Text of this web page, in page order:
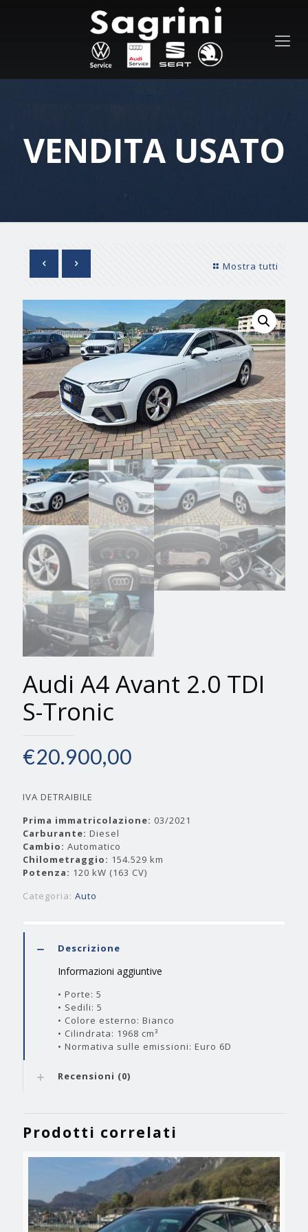
VENDITA USATO
Mostra tutti
Audi A4 Avant 2.0 TDI
S-Tronic
€20.900,00
IVA DETRAIBILE
Prima immatricolazione: 03/2021
Carburante: Diesel
Cambio: Automatico
Chilometraggio: 154.529 km
Potenza: 120 kW (163 CV)
Categoria: Auto
Descrizione
Informazioni aggiuntive
• Porte: 5
• Sedili: 5
• Colore esterno: Bianco
• Cilindrata: 1968 cm³
• Normativa sulle emissioni: Euro 6D
Recensioni (0)
Prodotti correlati